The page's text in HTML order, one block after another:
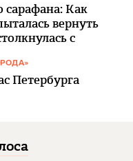
сарафана: Как
вернуть
с
Петербурга